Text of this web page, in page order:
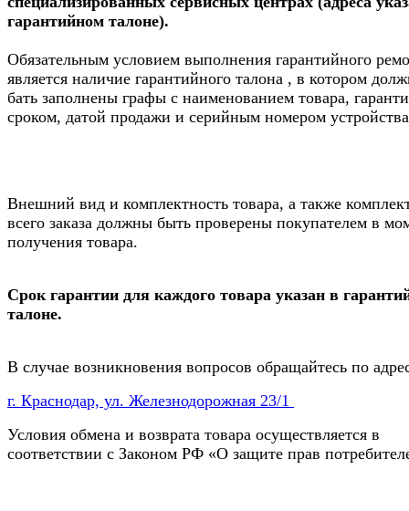
гарантийном талоне).
Обязательным условием выполнения гарантийного
является наличие гарантийного талона , в котором
бать заполнены графы с наименованием товара,
сроком, датой продажи и серийным номером
Внешний вид и комплектность товара, а также
всего заказа должны быть проверены покупателем в
получения товара.
Срок гарантии для каждого товара указан в
талоне.
В случае возникновения вопросов обращайтесь по
г. Краснодар, ул. Железнодорожная 23/1
Условия обмена и возврата товара осуществляется в
соответствии с Законом РФ «О защите прав